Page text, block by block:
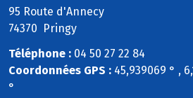
95 Route d'Annecy
74370 Pringy
Téléphone : 04 50 27 22 84
Coordonnées GPS : 45,939069 ° ,
°